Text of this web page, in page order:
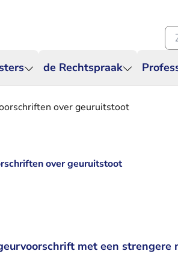
de Rechtspraak
over geuruitstoot
over geuruitstoot
met een strengere